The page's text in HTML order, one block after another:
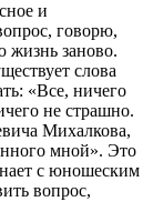
и
говорю,
жизнь заново.
слова
«Все, ничего
не страшно.
Михалкова,
мной». Это
с юношеским
вопрос,